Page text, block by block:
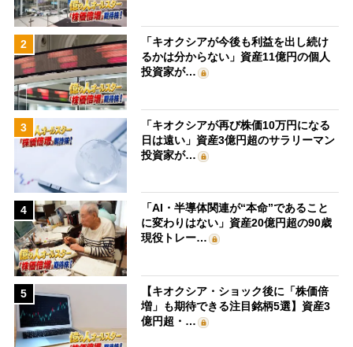
2
「キオクシアが今後も利益を出し続け
るかは分からない」資産11億円の個人
投資家が…
3
「キオクシアが再び株価10万円になる
日は遠い」資産3億円超のサラリーマン
投資家が…
4
「AI・半導体関連が“本命”であること
に変わりはない」資産20億円超の90歳
現役トレー…
5
【キオクシア・ショック後に「株価倍
増」も期待できる注目銘柄5選】資産3
億円超・…